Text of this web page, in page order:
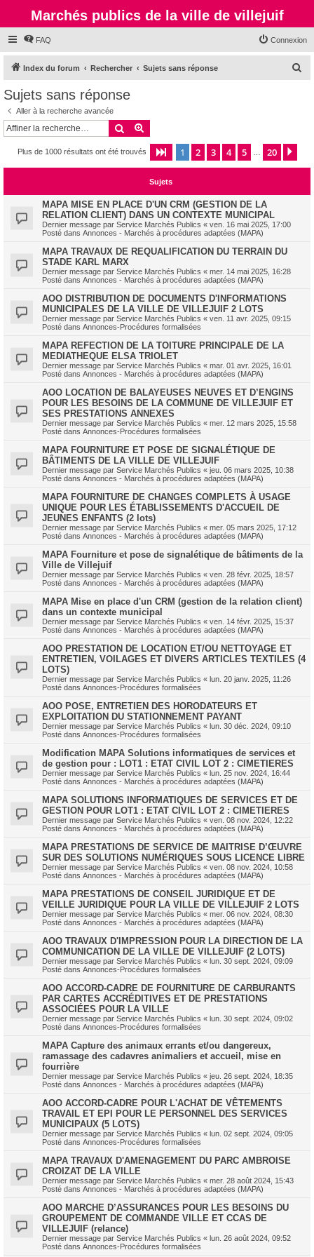
Marchés publics de la ville de villejuif
FAQ Connexion
Index du forum Rechercher Sujets sans réponse
c
Sujets sans réponse
Aller à la recherche avancée
Rechercher
Plus de 1000 résultats ont été trouvés Page 1sur20
1 2 3 4 5 20
Sujets
MAPA MISE EN PLACE D'UN CRM (GESTION DE LA
RELATION CLIENT) DANS UN CONTEXTE MUNICIPAL
Dernier message par Service Marchés Publics « ven. 16 mai 2025, 17:00
Posté dans Annonces - Marchés à procédures adaptées (MAPA)
MAPA TRAVAUX DE REQUALIFICATION DU TERRAIN DU
STADE KARL MARX
Dernier message par Service Marchés Publics « mer. 14 mai 2025, 16:28
Posté dans Annonces - Marchés à procédures adaptées (MAPA)
AOO DISTRIBUTION DE DOCUMENTS D'INFORMATIONS
MUNICIPALES DE LA VILLE DE VILLEJUIF 2 LOTS
Dernier message par Service Marchés Publics « ven. 11 avr. 2025, 09:15
Posté dans Annonces-Procédures formalisées
MAPA REFECTION DE LA TOITURE PRINCIPALE DE LA
MEDIATHEQUE ELSA TRIOLET
Dernier message par Service Marchés Publics « mar. 01 avr. 2025, 16:01
Posté dans Annonces - Marchés à procédures adaptées (MAPA)
AOO LOCATION DE BALAYEUSES NEUVES ET D’ENGINS
POUR LES BESOINS DE LA COMMUNE DE VILLEJUIF ET
SES PRESTATIONS ANNEXES
Dernier message par Service Marchés Publics « mer. 12 mars 2025, 15:58
Posté dans Annonces-Procédures formalisées
MAPA FOURNITURE ET POSE DE SIGNALÉTIQUE DE
BÂTIMENTS DE LA VILLE DE VILLEJUIF
Dernier message par Service Marchés Publics « jeu. 06 mars 2025, 10:38
Posté dans Annonces - Marchés à procédures adaptées (MAPA)
MAPA FOURNITURE DE CHANGES COMPLETS À USAGE
UNIQUE POUR LES ÉTABLISSEMENTS D'ACCUEIL DE
JEUNES ENFANTS (2 lots)
Dernier message par Service Marchés Publics « mer. 05 mars 2025, 17:12
Posté dans Annonces - Marchés à procédures adaptées (MAPA)
MAPA Fourniture et pose de signalétique de bâtiments de la
Ville de Villejuif
Dernier message par Service Marchés Publics « ven. 28 févr. 2025, 18:57
Posté dans Annonces - Marchés à procédures adaptées (MAPA)
MAPA Mise en place d'un CRM (gestion de la relation client)
dans un contexte municipal
Dernier message par Service Marchés Publics « ven. 14 févr. 2025, 15:37
Posté dans Annonces - Marchés à procédures adaptées (MAPA)
AOO PRESTATION DE LOCATION ET/OU NETTOYAGE ET
ENTRETIEN, VOILAGES ET DIVERS ARTICLES TEXTILES (4
LOTS)
Dernier message par Service Marchés Publics « lun. 20 janv. 2025, 11:26
Posté dans Annonces-Procédures formalisées
AOO POSE, ENTRETIEN DES HORODATEURS ET
EXPLOITATION DU STATIONNEMENT PAYANT
Dernier message par Service Marchés Publics « lun. 30 déc. 2024, 09:10
Posté dans Annonces-Procédures formalisées
Modification MAPA Solutions informatiques de services et
de gestion pour : LOT1 : ETAT CIVIL LOT 2 : CIMETIERES
Dernier message par Service Marchés Publics « lun. 25 nov. 2024, 16:44
Posté dans Annonces - Marchés à procédures adaptées (MAPA)
MAPA SOLUTIONS INFORMATIQUES DE SERVICES ET DE
GESTION POUR LOT1 : ETAT CIVIL LOT 2 : CIMETIERES
Dernier message par Service Marchés Publics « ven. 08 nov. 2024, 12:22
Posté dans Annonces - Marchés à procédures adaptées (MAPA)
MAPA PRESTATIONS DE SERVICE DE MAITRISE D’ŒUVRE
SUR DES SOLUTIONS NUMÉRIQUES SOUS LICENCE LIBRE
Dernier message par Service Marchés Publics « ven. 08 nov. 2024, 10:58
Posté dans Annonces - Marchés à procédures adaptées (MAPA)
MAPA PRESTATIONS DE CONSEIL JURIDIQUE ET DE
VEILLE JURIDIQUE POUR LA VILLE DE VILLEJUIF 2 LOTS
Dernier message par Service Marchés Publics « mer. 06 nov. 2024, 08:30
Posté dans Annonces - Marchés à procédures adaptées (MAPA)
AOO TRAVAUX D'IMPRESSION POUR LA DIRECTION DE LA
COMMUNICATION DE LA VILLE DE VILLEJUIF (2 LOTS)
Dernier message par Service Marchés Publics « lun. 30 sept. 2024, 09:09
Posté dans Annonces-Procédures formalisées
AOO ACCORD-CADRE DE FOURNITURE DE CARBURANTS
PAR CARTES ACCRÉDITIVES ET DE PRESTATIONS
ASSOCIÉES POUR LA VILLE
Dernier message par Service Marchés Publics « lun. 30 sept. 2024, 09:02
Posté dans Annonces-Procédures formalisées
MAPA Capture des animaux errants et/ou dangereux,
ramassage des cadavres animaliers et accueil, mise en
fourrière
Dernier message par Service Marchés Publics « jeu. 26 sept. 2024, 18:35
Posté dans Annonces - Marchés à procédures adaptées (MAPA)
AOO ACCORD-CADRE POUR L'ACHAT DE VÊTEMENTS
TRAVAIL ET EPI POUR LE PERSONNEL DES SERVICES
MUNICIPAUX (5 LOTS)
Dernier message par Service Marchés Publics « lun. 02 sept. 2024, 09:05
Posté dans Annonces-Procédures formalisées
MAPA TRAVAUX D'AMENAGEMENT DU PARC AMBROISE
CROIZAT DE LA VILLE
Dernier message par Service Marchés Publics « mer. 28 août 2024, 15:43
Posté dans Annonces - Marchés à procédures adaptées (MAPA)
AOO MARCHE D’ASSURANCES POUR LES BESOINS DU
GROUPEMENT DE COMMANDE VILLE ET CCAS DE
VILLEJUIF (relance)
Dernier message par Service Marchés Publics « lun. 26 août 2024, 09:52
Posté dans Annonces-Procédures formalisées